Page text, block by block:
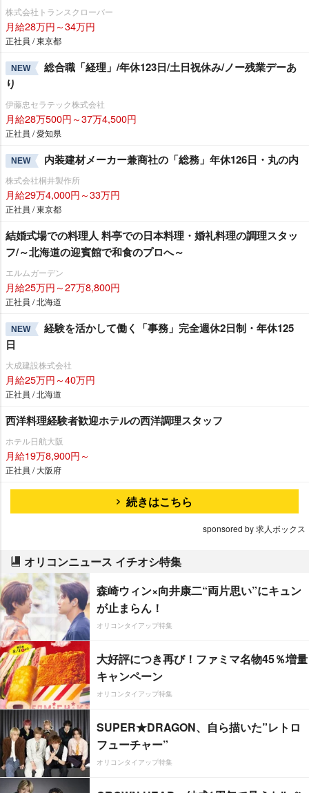
株式会社トランスクローバー
月給28万円～34万円
正社員 / 東京都
NEW
総合職「経理」/年休123日/土日祝休み/ノー残業デーあ
り
伊藤忠セラテック株式会社
月給28万500円～37万4,500円
正社員 / 愛知県
NEW 内装建材メーカー兼商社の「総務」年休126日・丸の内
株式会社桐井製作所
月給29万4,000円～33万円
正社員 / 東京都
結婚式場での料理人 料亭での日本料理・婚礼料理の調理スタッ
フ/～北海道の迎賓館で和食のプロへ～
エルムガーデン
月給25万円～27万8,800円
正社員 / 北海道
NEW
経験を活かして働く「事務」完全週休2日制・年休125
日
大成建設株式会社
月給25万円～40万円
正社員 / 北海道
西洋料理経験者歓迎ホテルの西洋調理スタッフ
ホテル日航大阪
月給19万8,900円～
正社員 / 大阪府
続きはこちら
sponsored by 求人ボックス
オリコンニュース イチオシ特集
森崎ウィン×向井康二“両片思い”にキュン
が止まらん！
オリコンタイアップ特集
大好評につき再び！ファミマ名物45％増量
キャンペーン
オリコンタイアップ特集
SUPER★DRAGON、自ら描いた”レトロ
フューチャー”
オリコンタイアップ特集